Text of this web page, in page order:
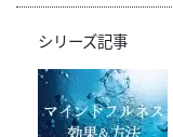
シリーズ記事